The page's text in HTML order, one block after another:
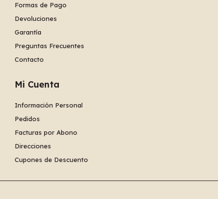
Formas de Pago
Devoluciones
Garantía
Preguntas Frecuentes
Contacto
Mi Cuenta
Información Personal
Pedidos
Facturas por Abono
Direcciones
Cupones de Descuento